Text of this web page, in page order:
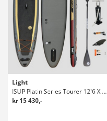
Light
ISUP Platin Series Tourer 12'6 X 30" SUP Set
kr 15 430,-